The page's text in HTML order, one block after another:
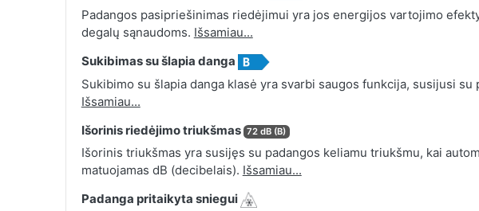
Padangos pasipriešinimas riedėjimui yra jos energijos vartojimo
degalų sąnaudoms. Išsamiau...
Sukibimas su šlapia danga
Sukibimo su šlapia danga klasė yra svarbi saugos funkcija, susijusi
Išsamiau...
Išorinis riedėjimo triukšmas 72 dB (B)
Išorinis triukšmas yra susijęs su padangos keliamu triukšmu, kai
matuojamas dB (decibelais). Išsamiau...
Padanga pritaikyta sniegui